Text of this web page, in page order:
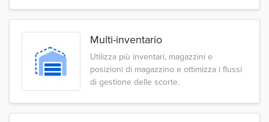
Multi-inventario
Utilizza più inventari, magazzini e
posizioni di magazzino e ottimizza i flussi
di gestione delle scorte.